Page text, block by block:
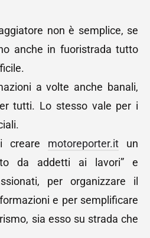
non è semplice, se
anche in fuoristrada tutto
a volte anche banali,
tutti. Lo stesso vale per i
creare motoreporter.it un
da addetti ai lavori” e
per organizzare il
e per semplificare
sia esso su strada che